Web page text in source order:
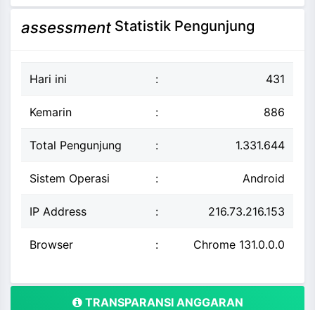
assessmentStatistik Pengunjung
Hari ini : 431
Kemarin : 886
Total Pengunjung : 1.331.644
Sistem Operasi : Android
IP Address : 216.73.216.153
Browser : Chrome 131.0.0.0
TRANSPARANSI ANGGARAN